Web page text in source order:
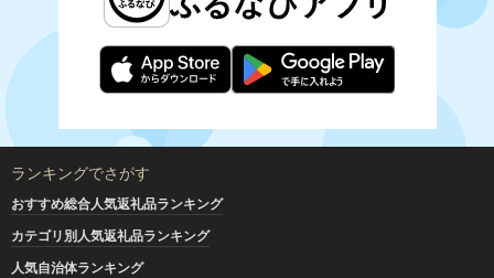
ランキングでさがす
おすすめ総合人気返礼品ランキング
カテゴリ別人気返礼品ランキング
人気自治体ランキング